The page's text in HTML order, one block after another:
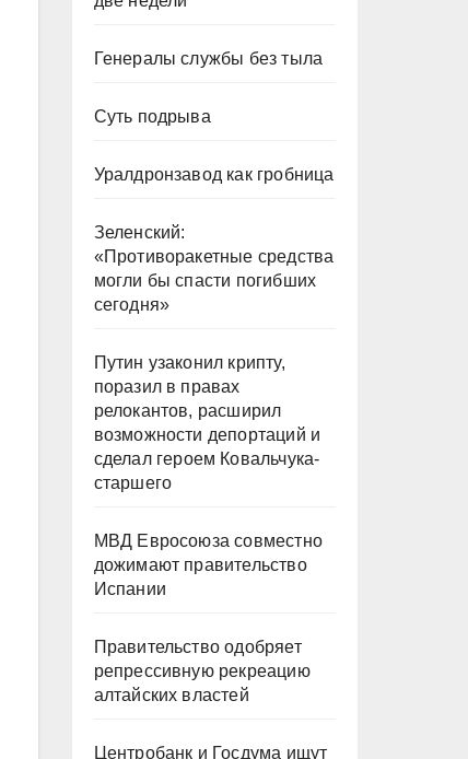
Генералы службы без тыла
Суть подрыва
Уралдронзавод как гробница
Зеленский:
«Противоракетные средства
могли бы спасти погибших
сегодня»
Путин узаконил крипту,
поразил в правах
релокантов, расширил
возможности депортаций и
сделал героем Ковальчука-
старшего
МВД Евросоюза совместно
дожимают правительство
Испании
Правительство одобряет
репрессивную рекреацию
алтайских властей
Центробанк и Госдума ищут